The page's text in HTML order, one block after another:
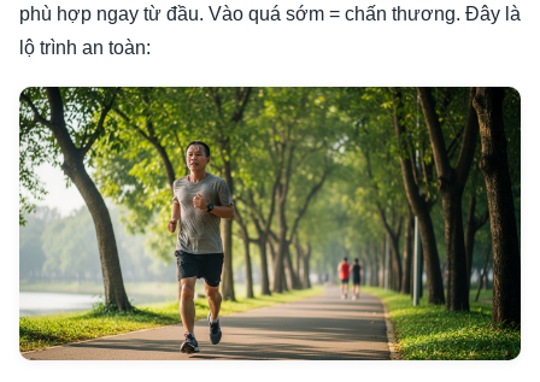
phù hợp ngay từ đầu. Vào quá sớm = chấn thương. Đây là
lộ trình an toàn: